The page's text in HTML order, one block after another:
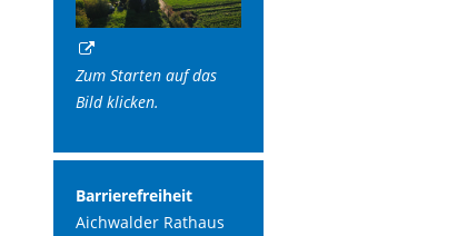
Zum Starten auf das
Bild klicken.
Barrierefreiheit
Aichwalder Rathaus